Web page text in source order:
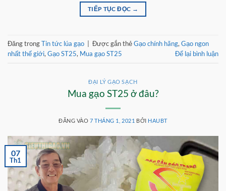
TIẾP TỤC ĐỌC →
Đăng trongTin tức lúa gạo Được gắn thẻGạo chính hãng,Gạo ngon
nhất thế giới,Gạo ST25, Mua gạo ST25 Để lại bình luận
ĐẠI LÝ GẠO SẠCH
Mua gạo ST25 ở đâu?
ĐĂNG VÀO 7 THÁNG 1, 2021 BỞI HAUBT
07
Th1